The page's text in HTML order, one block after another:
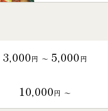
3,000円 〜 5,000円
10,000円 〜